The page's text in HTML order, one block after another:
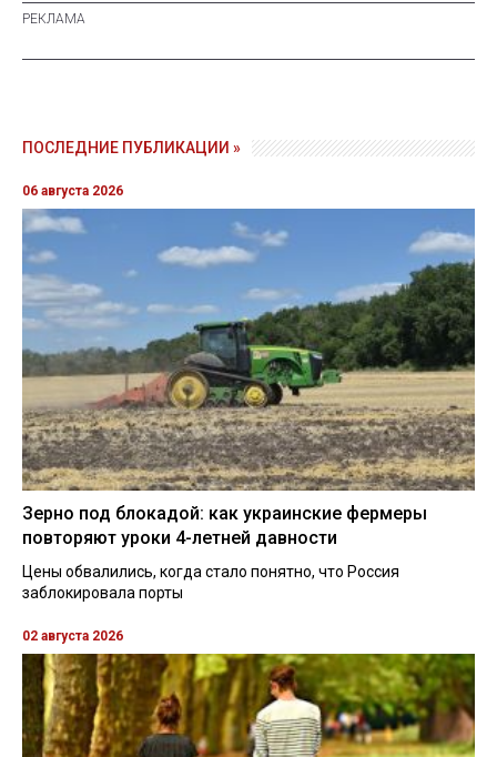
ПОСЛЕДНИЕ ПУБЛИКАЦИИ »
06 августа 2026
Зерно под блокадой: как украинские фермеры
повторяют уроки 4-летней давности
Цены обвалились, когда стало понятно, что Россия
заблокировала порты
02 августа 2026